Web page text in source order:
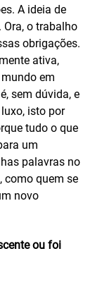
A ideia de
o trabalho
obrigações.
ativa,
em
sem dúvida, e
isto por
tudo o que
um
palavras no
como quem se
novo
ou foi